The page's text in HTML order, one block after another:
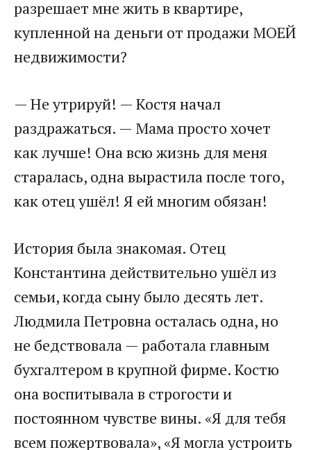
разрешает мне жить в квартире,
купленной на деньги от продажи МОЕЙ
недвижимости?
— Не утрируй! — Костя начал
раздражаться. — Мама просто хочет
как лучше! Она всю жизнь для меня
старалась, одна вырастила после того,
как отец ушёл! Я ей многим обязан!
История была знакомая. Отец
Константина действительно ушёл из
семьи, когда сыну было десять лет.
Людмила Петровна осталась одна, но
не бедствовала — работала главным
бухгалтером в крупной фирме. Костю
она воспитывала в строгости и
постоянном чувстве вины. «Я для тебя
всем пожертвовала», «Я могла устроить